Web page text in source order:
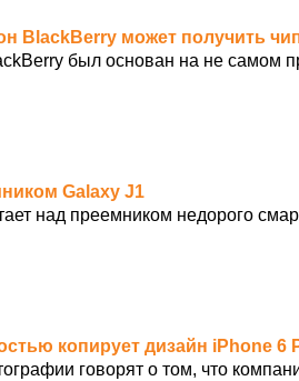
BlackBerry может получить
был основан на не самом
Galaxy J1
над преемником недорого
копирует дизайн iPhone 6
говорят о том, что